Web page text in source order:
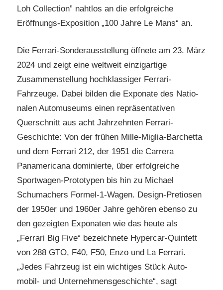
Loh Collection” nahtlos an die erfolgreiche
Eröffnungs-Exposition „100 Jahre Le Mans“ an.
Die Ferrari-Sonderausstellung öffnete am 23. März
2024 und zeigt eine weltweit einzigartige
Zusammenstellung hochklassiger Ferrari-
Fahrzeuge. Dabei bilden die Exponate des Natio-
nalen Automuseums einen repräsentativen
Querschnitt aus acht Jahrzehnten Ferrari-
Geschichte: Von der frühen Mille-Miglia-Barchetta
und dem Ferrari 212, der 1951 die Carrera
Panamericana dominierte, über erfolgreiche
Sportwagen-Prototypen bis hin zu Michael
Schumachers Formel-1-Wagen. Design-Pretiosen
der 1950er und 1960er Jahre gehören ebenso zu
den gezeigten Exponaten wie das heute als
„Ferrari Big Five“ bezeichnete Hypercar-Quintett
von 288 GTO, F40, F50, Enzo und La Ferrari.
„Jedes Fahrzeug ist ein wichtiges Stück Auto-
mobil- und Unternehmensgeschichte“, sagt